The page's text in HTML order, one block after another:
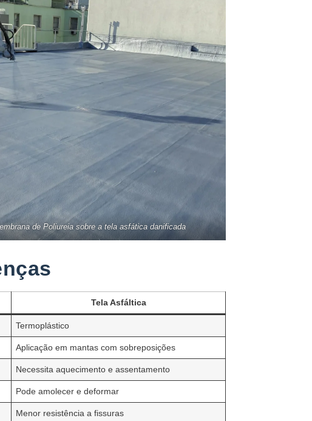
de Poliureia sobre a tela asfática danificada
Tela Asfáltica
Termoplástico
Aplicação em mantas com sobreposições
Necessita aquecimento e assentamento
Pode amolecer e deformar
Menor resistência a fissuras